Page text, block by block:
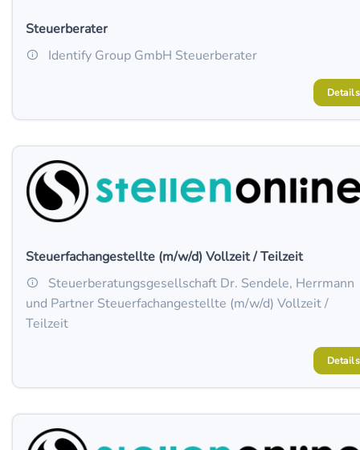
Steuerberater
Identify Group GmbH Steuerberater
Details
Steuerfachangestellte (m/w/d) Vollzeit / Teilzeit
Steuerberatungsgesellschaft Dr. Sendele, Herrmann
und Partner Steuerfachangestellte (m/w/d) Vollzeit /
Teilzeit
Details